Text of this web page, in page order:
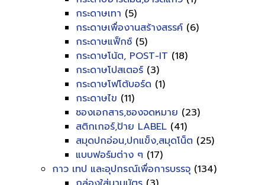
กระดาษเทา (5)
กระดาษเพื่องานสร้างสรรค์ (6)
กระดาษแฟ็กซ์ (5)
กระดาษโน้ต, POST-IT (18)
กระดาษโปสเตอร์ (3)
กระดาษโฟโต้บอร์ด (1)
กระดาษไข (11)
ซองเอกสาร,ซองจดหมาย (23)
สติกเกอร์,ป้าย LABEL (41)
สมุดปกอ่อน,ปกแข็ง,สมุดโน็ต (25)
แบบฟอร์มต่าง ๆ (17)
กาว เทป และอุปกรณ์เพื่อการบรรจุ (134)